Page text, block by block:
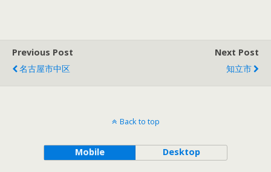
Previous Post
名古屋市中区
Next Post
知立市
Back to top
Mobile Desktop